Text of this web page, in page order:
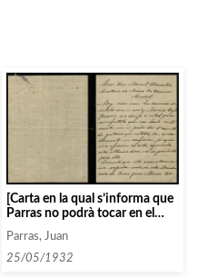
[Carta en la qual s’informa que
Parras no podrà tocar en el
concert de l’Associació a causa
d’una infecció a l’orella]
Parras, Juan
25/05/1932